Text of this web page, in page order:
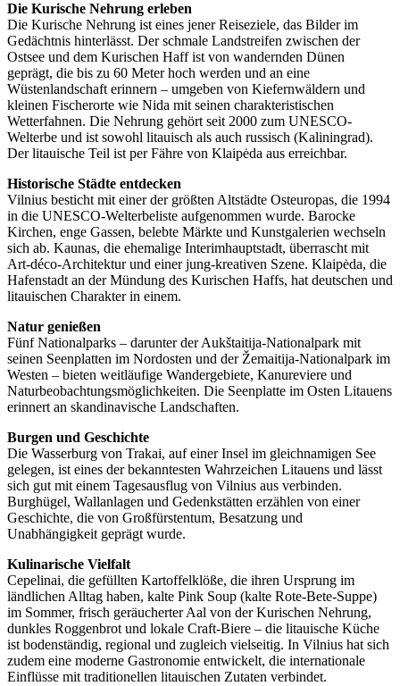
Die Kurische Nehrung erleben
Die Kurische Nehrung ist eines jener Reiseziele, das Bilder im
Gedächtnis hinterlässt. Der schmale Landstreifen zwischen der
Ostsee und dem Kurischen Haff ist von wandernden Dünen
geprägt, die bis zu 60 Meter hoch werden und an eine
Wüstenlandschaft erinnern – umgeben von Kiefernwäldern und
kleinen Fischerorte wie Nida mit seinen charakteristischen
Wetterfahnen. Die Nehrung gehört seit 2000 zum UNESCO-
Welterbe und ist sowohl litauisch als auch russisch (Kaliningrad).
Der litauische Teil ist per Fähre von Klaipėda aus erreichbar.
Historische Städte entdecken
Vilnius besticht mit einer der größten Altstädte Osteuropas, die 1994
in die UNESCO-Welterbeliste aufgenommen wurde. Barocke
Kirchen, enge Gassen, belebte Märkte und Kunstgalerien wechseln
sich ab. Kaunas, die ehemalige Interimhauptstadt, überrascht mit
Art-déco-Architektur und einer jung-kreativen Szene. Klaipėda, die
Hafenstadt an der Mündung des Kurischen Haffs, hat deutschen und
litauischen Charakter in einem.
Natur genießen
Fünf Nationalparks – darunter der Aukštaitija-Nationalpark mit
seinen Seenplatten im Nordosten und der Žemaitija-Nationalpark im
Westen – bieten weitläufige Wandergebiete, Kanureviere und
Naturbeobachtungsmöglichkeiten. Die Seenplatte im Osten Litauens
erinnert an skandinavische Landschaften.
Burgen und Geschichte
Die Wasserburg von Trakai, auf einer Insel im gleichnamigen See
gelegen, ist eines der bekanntesten Wahrzeichen Litauens und lässt
sich gut mit einem Tagesausflug von Vilnius aus verbinden.
Burghügel, Wallanlagen und Gedenkstätten erzählen von einer
Geschichte, die von Großfürstentum, Besatzung und
Unabhängigkeit geprägt wurde.
Kulinarische Vielfalt
Cepelinai, die gefüllten Kartoffelklöße, die ihren Ursprung im
ländlichen Alltag haben, kalte Pink Soup (kalte Rote-Bete-Suppe)
im Sommer, frisch geräucherter Aal von der Kurischen Nehrung,
dunkles Roggenbrot und lokale Craft-Biere – die litauische Küche
ist bodenständig, regional und zugleich vielseitig. In Vilnius hat sich
zudem eine moderne Gastronomie entwickelt, die internationale
Einflüsse mit traditionellen litauischen Zutaten verbindet.